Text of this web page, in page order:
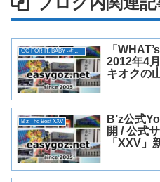
GO FOR IT, BABY -キオクの山脈-
「
2012年4
キオクの
B'z The Best XXV
B’z公式
開 / 公式
「XXV」